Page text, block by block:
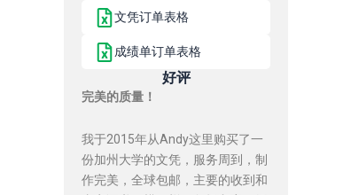
文凭订单表格
成绩单订单表格
好评
完美的质量！
我于2015年从Andy这里购买了一
份加州大学的文凭，服务周到，制
作完美，全球包邮，主要的收到和